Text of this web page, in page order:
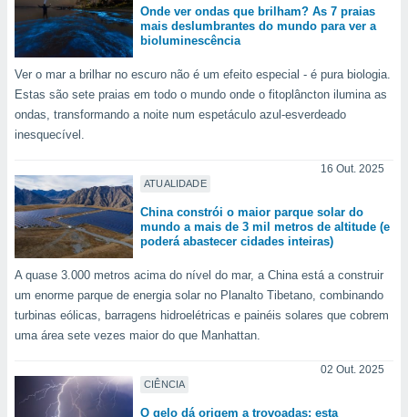
Onde ver ondas que brilham? As 7 praias
mais deslumbrantes do mundo para ver a
bioluminescência
Ver o mar a brilhar no escuro não é um efeito especial - é pura biologia.
Estas são sete praias em todo o mundo onde o fitoplâncton ilumina as
ondas, transformando a noite num espetáculo azul-esverdeado
inesquecível.
ATUALIDADE
16 Out. 2025
China constrói o maior parque solar do
mundo a mais de 3 mil metros de altitude (e
poderá abastecer cidades inteiras)
A quase 3.000 metros acima do nível do mar, a China está a construir
um enorme parque de energia solar no Planalto Tibetano, combinando
turbinas eólicas, barragens hidroelétricas e painéis solares que cobrem
uma área sete vezes maior do que Manhattan.
CIÊNCIA
02 Out. 2025
O gelo dá origem a trovoadas: esta